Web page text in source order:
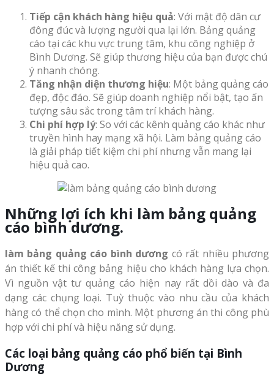
Tiếp cận khách hàng hiệu quả: Với mật độ dân cư
đông đúc và lượng người qua lại lớn. Bảng quảng
cáo tại các khu vực trung tâm, khu công nghiệp ở
Bình Dương. Sẽ giúp thương hiệu của bạn được chú
ý nhanh chóng.
Tăng nhận diện thương hiệu: Một bảng quảng cáo
đẹp, độc đáo. Sẽ giúp doanh nghiệp nổi bật, tạo ấn
tượng sâu sắc trong tâm trí khách hàng.
Chi phí hợp lý: So với các kênh quảng cáo khác như
truyền hình hay mạng xã hội. Làm bảng quảng cáo
là giải pháp tiết kiệm chi phí nhưng vẫn mang lại
hiệu quả cao.
Những lợi ích khi làm bảng quảng
cáo bình dương.
làm bảng quảng cáo bình dương có rất nhiều phương
án thiết kế thi công bảng hiệu cho khách hàng lựa chọn.
Vì nguồn vật tư quảng cáo hiện nay rất dồi dào và đa
dạng các chụng loại. Tuỳ thuộc vào nhu cầu của khách
hàng có thể chọn cho mình. Một phương án thi công phù
hợp với chi phí và hiệu năng sử dụng.
Các loại bảng quảng cáo phổ biến tại Bình
Dương